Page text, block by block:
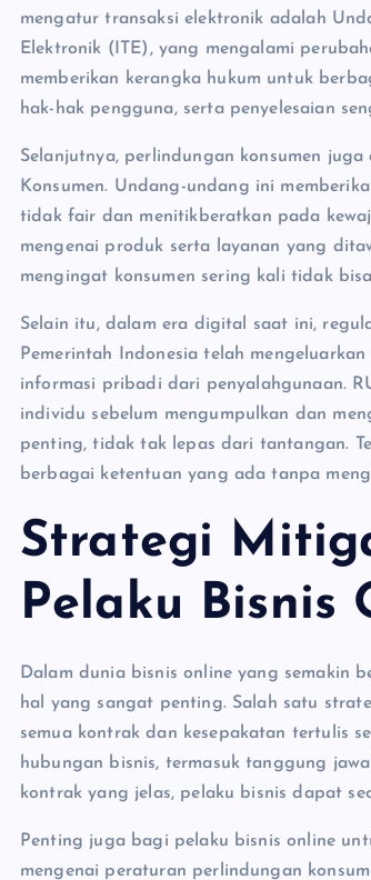
mengatur transaksi elektronik adalah
Elektronik (ITE), yang mengalami
memberikan kerangka hukum untuk
hak-hak pengguna, serta penyelesaian
Selanjutnya, perlindungan konsumen
Konsumen. Undang-undang ini
tidak fair dan menitikberatkan pada
mengenai produk serta layanan yang
mengingat konsumen sering kali tidak
Selain itu, dalam era digital saat ini,
Pemerintah Indonesia telah
informasi pribadi dari penyalahgunaan.
individu sebelum mengumpulkan dan
penting, tidak tak lepas dari tantangan.
berbagai ketentuan yang ada tanpa
Strategi
Pelaku Bisnis
Dalam dunia bisnis online yang semakin
hal yang sangat penting. Salah satu
semua kontrak dan kesepakatan tertulis
hubungan bisnis, termasuk tanggung
kontrak yang jelas, pelaku bisnis dapat
Penting juga bagi pelaku bisnis online
mengenai peraturan perlindungan